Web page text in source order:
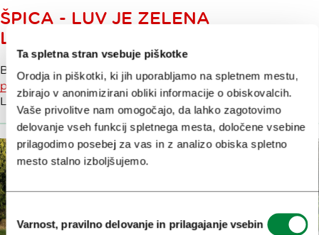
Ta spletna stran vsebuje piškotke
Orodja in piškotki, ki jih uporabljamo na spletnem mestu,
zbirajo v anonimizirani obliki informacije o obiskovalcih.
Vaše privolitve nam omogočajo, da lahko zagotovimo
delovanje vseh funkcij spletnega mesta, določene vsebine
prilagodimo posebej za vas in z analizo obiska spletno
mesto stalno izboljšujemo.
Izbira
soglasja
Varnost, pravilno delovanje in prilagajanje vsebin
ŠPICA - LUV JE ZELENA
LJUBLJANA
Brez mivke in brez valov in brez konkurence najlepša
plaža
daleč naokrog. Nič, eno plažno fotko za spomin na
Ljubljano, prosim.